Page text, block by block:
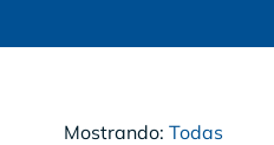
Mostrando:Todas